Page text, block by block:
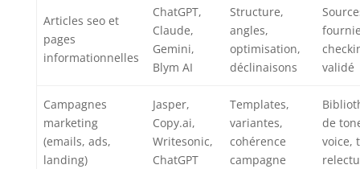
Articles seo et
pages
informationnelles
ChatGPT,
Claude,
Gemini,
Blym AI
Structure,
angles,
optimisation,
déclinaisons
validé
Campagnes
marketing
(emails, ads,
landing)
Jasper,
Copy.ai,
Writesonic,
ChatGPT
Templates,
variantes,
cohérence
campagne
de
voice,